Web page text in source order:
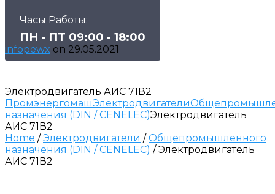
Часы Работы:
ПН - ПТ 09:00 - 18:00
infopewx on 29.05.2021
Электродвигатель АИС 71В2
ПромэнергомашЭлектродвигатели
назначения (DIN / CENELEC)Электродвигатель
АИС 71В2
Home /Электродвигатели /Общепромышленного
назначения (DIN / CENELEC) / Электродвигатель
АИС 71В2